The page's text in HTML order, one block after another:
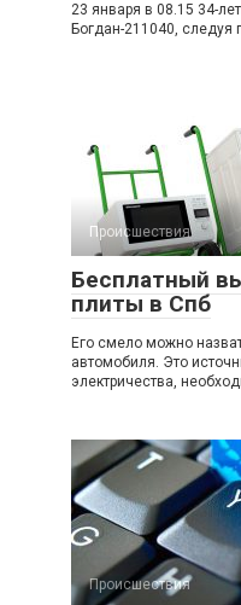
23 января в 08.15 34-
Богдан-211040, следуя
Происшествия
Бесплатный
плиты в Спб
Его смело можно
автомобиля. Это
электричества,
Происшествия